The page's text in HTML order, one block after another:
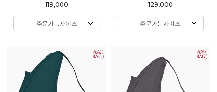
119,000
주문가능사이즈
129,000
주문가능사이즈